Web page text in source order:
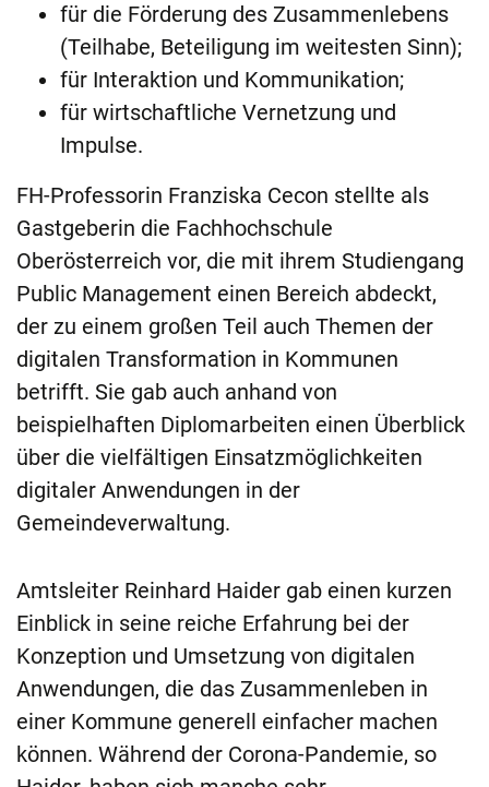
für die Förderung des Zusammenlebens
(Teilhabe, Beteiligung im weitesten Sinn);
für Interaktion und Kommunikation;
für wirtschaftliche Vernetzung und
Impulse.
FH-Professorin Franziska Cecon stellte als
Gastgeberin die Fachhochschule
Oberösterreich vor, die mit ihrem Studiengang
Public Manage­ment einen Bereich abdeckt,
der zu einem großen Teil auch Themen der
digitalen Transformation in Kommunen
betrifft. Sie gab auch anhand von
beispielhaften Diplomarbeiten einen Überblick
über die vielfältigen Einsatzmöglichkeiten
digitaler Anwendungen in der
Gemeindeverwaltung.
Amtsleiter Reinhard Haider gab einen kurzen
Einblick in seine reiche Erfahrung bei der
Konzeption und Umsetzung von digitalen
Anwendungen, die das Zusammenleben in
einer Kommune generell einfacher machen
können. Während der Corona-Pandemie, so